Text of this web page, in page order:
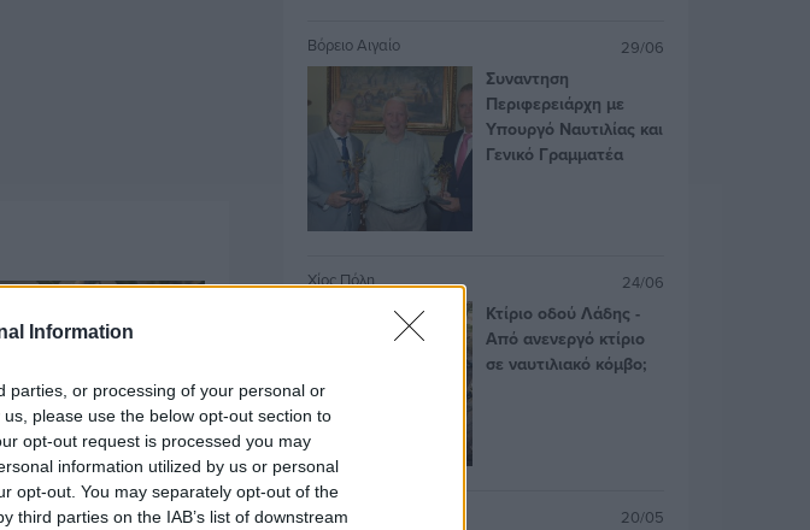
Information
parties, or processing of your personal or
please use the below opt-out section to
opt-out request is processed you may
information utilized by us or personal
opt-out. You may separately opt-out of the
third parties on the IAB’s list of downstream
Βόρειο Αιγαίο 29/06
Συναντηση
Περιφερειάρχη με
Υπουργό Ναυτιλίας και
Γενικό Γραμματέα
Χίος Πόλη 24/06
Κτίριο οδού Λάδης -
Από ανενεργό κτίριο
σε ναυτιλιακό κόμβο;
Πολιτική 20/05